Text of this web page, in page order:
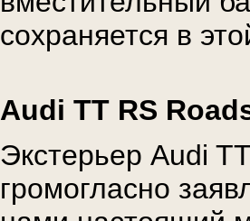
сохраняется в
Audi TT RS
Экстерьер Audi
громогласно